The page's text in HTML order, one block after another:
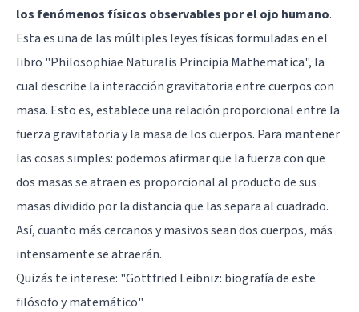
los fenómenos físicos observables por el ojo humano.
Esta es una de las múltiples leyes físicas formuladas en el
libro "Philosophiae Naturalis Principia Mathematica", la
cual describe la interacción gravitatoria entre cuerpos con
masa. Esto es, establece una relación proporcional entre la
fuerza gravitatoria y la masa de los cuerpos. Para mantener
las cosas simples: podemos afirmar que la fuerza con que
dos masas se atraen es proporcional al producto de sus
masas dividido por la distancia que las separa al cuadrado.
Así, cuanto más cercanos y masivos sean dos cuerpos, más
intensamente se atraerán.
Quizás te interese: "Gottfried Leibniz: biografía de este
filósofo y matemático"